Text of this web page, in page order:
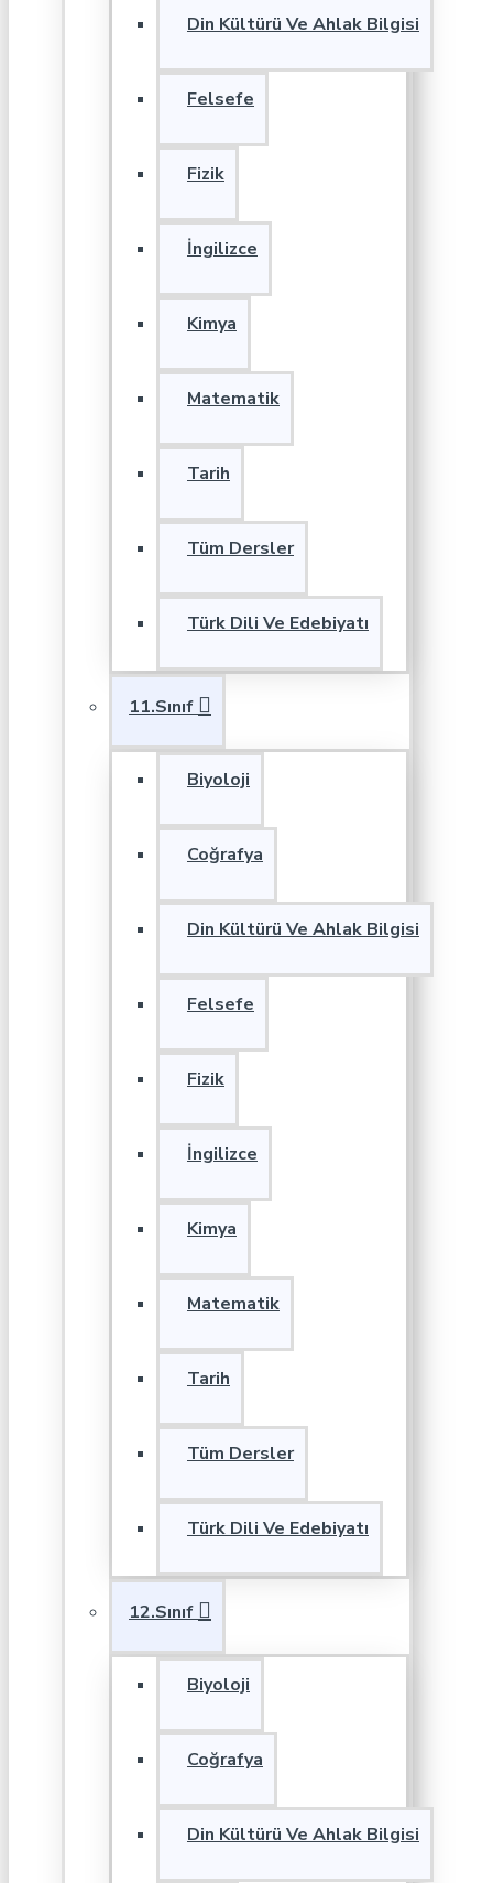
Din Kültürü Ve Ahlak Bilgisi
Felsefe
Fizik
İngilizce
Kimya
Matematik
Tarih
Tüm Dersler
Türk Dili Ve Edebiyatı
11.Sınıf
Biyoloji
Coğrafya
Din Kültürü Ve Ahlak Bilgisi
Felsefe
Fizik
İngilizce
Kimya
Matematik
Tarih
Tüm Dersler
Türk Dili Ve Edebiyatı
12.Sınıf
Biyoloji
Coğrafya
Din Kültürü Ve Ahlak Bilgisi